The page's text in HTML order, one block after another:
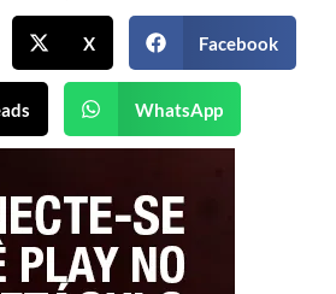
X Facebook
WhatsApp